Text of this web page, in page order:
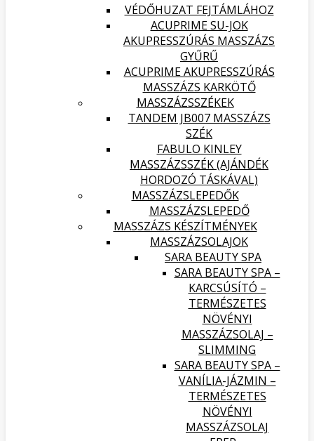
VÉDŐHUZAT FEJTÁMLÁHOZ
ACUPRIME SU-JOK
AKUPRESSZÚRÁS MASSZÁZS
GYŰRŰ
ACUPRIME AKUPRESSZÚRÁS
MASSZÁZS KARKÖTŐ
MASSZÁZSSZÉKEK
TANDEM JB007 MASSZÁZS
SZÉK
FABULO KINLEY
MASSZÁZSSZÉK (AJÁNDÉK
HORDOZÓ TÁSKÁVAL)
MASSZÁZSLEPEDŐK
MASSZÁZSLEPEDŐ
MASSZÁZS KÉSZÍTMÉNYEK
MASSZÁZSOLAJOK
SARA BEAUTY SPA
SARA BEAUTY SPA –
KARCSÚSÍTÓ –
TERMÉSZETES
NÖVÉNYI
MASSZÁZSOLAJ –
SLIMMING
SARA BEAUTY SPA –
VANÍLIA-JÁZMIN –
TERMÉSZETES
NÖVÉNYI
MASSZÁZSOLAJ